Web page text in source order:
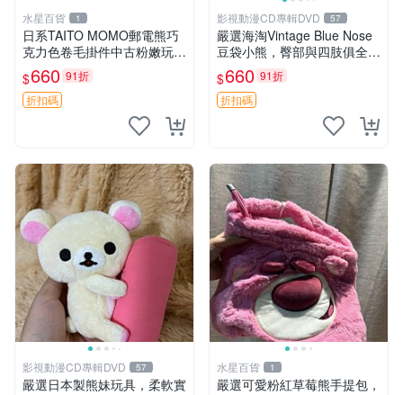
水星百貨 1
日系TAITO MOMO郵電熊巧
克力色卷毛掛件中古粉嫩玩偶
微瑕推薦 postpet momo 郵
電熊 中古玩偶
$660 91折
折扣碼
影視動漫CD專輯DVD 57
嚴選海淘Vintage Blue Nose
豆袋小熊，臀部與四肢俱全，
坐高11公分，附原盒與吊牌
收藏。藍鼻子小熊，值得擁有
玩具 憶熊
$660 91折
折扣碼
影視動漫CD專輯DVD 57
嚴選日本製熊妹玩具，柔軟實
水星百貨 1
嚴選可愛粉紅草莓熊手提包，